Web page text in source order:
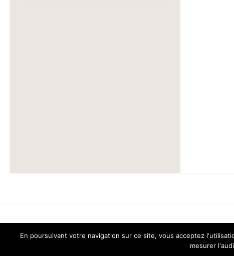
En poursuivant votre navigation sur ce site, vous acceptez
mesurer